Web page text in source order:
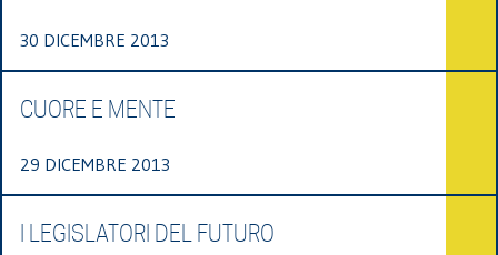
30 DICEMBRE 2013
CUORE E MENTE
29 DICEMBRE 2013
I LEGISLATORI DEL FUTURO